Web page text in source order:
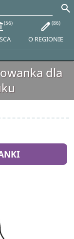
56 edit 86
O REGIONIE
search
dla